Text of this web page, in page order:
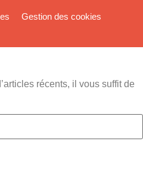
Gestion des cookies
récents, il vous suffit de